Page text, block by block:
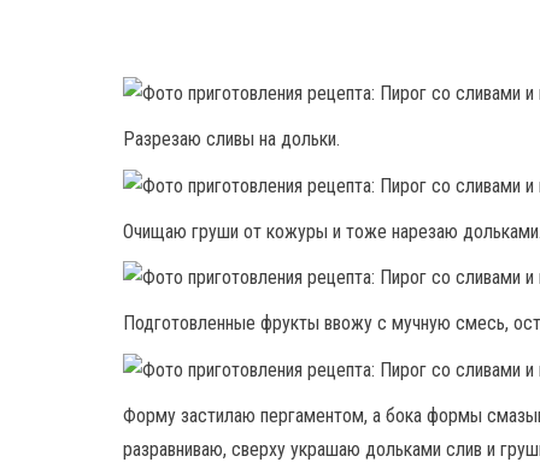
Разрезаю сливы на дольки.
Очищаю груши от кожуры и тоже нарезаю дольками.
Подготовленные фрукты ввожу с мучную смесь,
Форму застилаю пергаментом, а бока формы
разравниваю, сверху украшаю дольками слив и